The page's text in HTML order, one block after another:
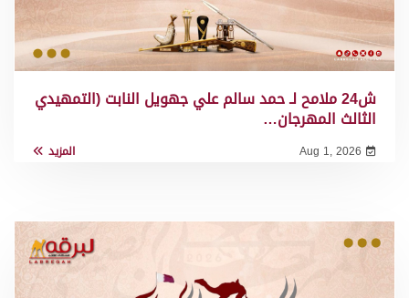
ش24 ملامح لـ حمد سالم علي جهويل النابت (التمهيدي
الثالث المهرجان…
Aug 1, 2026 المزيد